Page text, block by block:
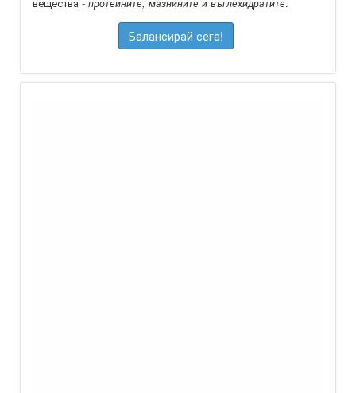
протеините, мазнините и въглехидратите
Балансирай сега!